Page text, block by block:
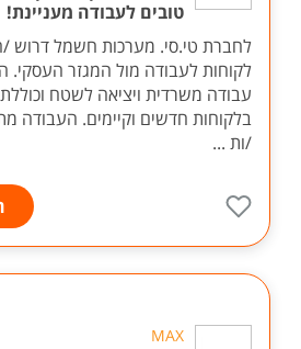
טובים לעבודה מעניינת!
לחברת טי.סי. מערכות חשמל דרוש
לקוחות לעבודה מול המגזר
עבודה משרדית ויציאה לשטח וכוללת
בלקוחות חדשים וקיימים. העבודה
/ות ...
MAX